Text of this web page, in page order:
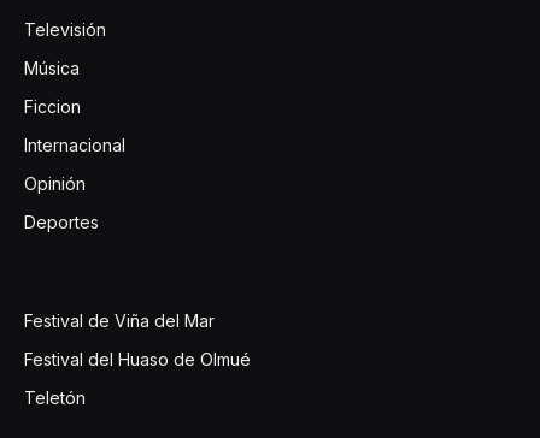
Televisión
Música
Ficcion
Internacional
Opinión
Deportes
Festival de Viña del Mar
Festival del Huaso de Olmué
Teletón